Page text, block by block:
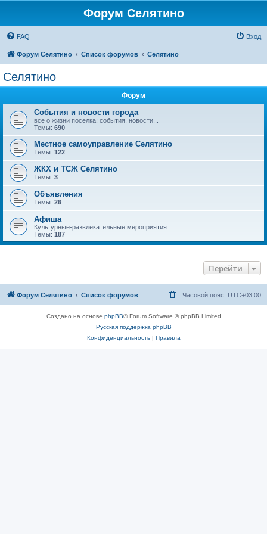
Форум Селятино
FAQ Вход
Форум Селятино Список форумов Селятино
Селятино
Форум
События и новости города
все о жизни поселка: события, новости...
Темы: 690
Местное самоуправление Селятино
Темы: 122
ЖКХ и ТСЖ Селятино
Темы: 3
Объявления
Темы: 26
Афиша
Культурные-развлекательные мероприятия.
Темы: 187
Перейти
Форум Селятино Список форумов Часовой пояс: UTC+03:00
Создано на основе phpBB® Forum Software © phpBB Limited
Русская поддержка phpBB
Конфиденциальность| Правила